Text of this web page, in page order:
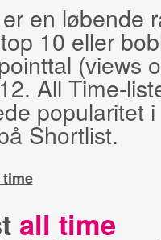
en løbende
10 eller
(views
All Time-
popularitet
Shortlist.
all time